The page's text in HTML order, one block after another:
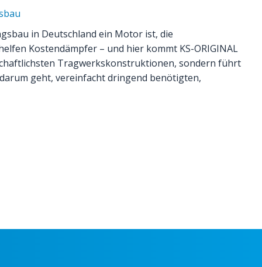
in Deutschland ein Motor ist, die
Kostendämpfer – und hier kommt KS-ORIGINAL
Tragwerkskonstruktionen, sondern führt
geht, vereinfacht dringend benötigten,